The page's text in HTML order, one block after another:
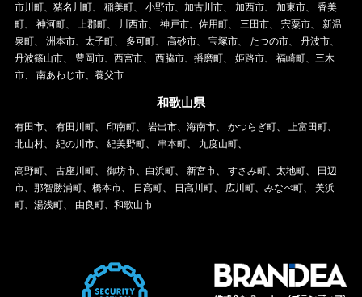
市川町、猪名川町、 稲美町、 小野市、加古川市、 加西市、 加東市、 香美
町、 神河町、 上郡町、 川西市、 神戸市、佐用町、 三田市、 宍粟市、 新温
泉町、 洲本市、太子町、 多可町、 高砂市、 宝塚市、 たつの市、 丹波市、
丹波篠山市、 豊岡市、西宮市、 西脇市、播磨町、 姫路市、 福崎町、三木
市、 南あわじ市、養父市
和歌山県
有田市、 有田川町、 印南町、 岩出市、海南市、 かつらぎ町、 上富田町、
北山村、 紀の川市、 紀美野町、 串本町、 九度山町、
高野町、 古座川町、 御坊市、白浜町、 新宮市、 すさみ町、太地町、 田辺
市、那智勝浦町、橋本市、 日高町、 日高川町、 広川町、みなべ町、 美浜
町、湯浅町、 由良町、和歌山市